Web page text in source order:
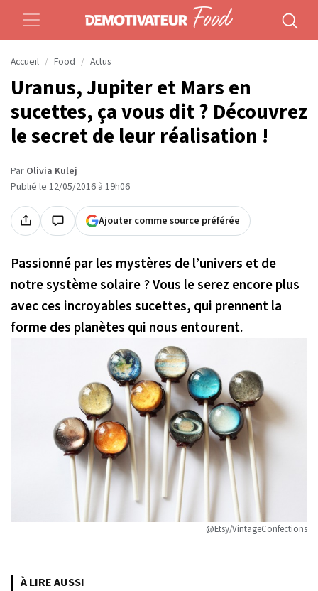
Accueil Food Actus
Uranus, Jupiter et Mars en
sucettes, ça vous dit ? Découvrez
le secret de leur réalisation !
Par Olivia Kulej
Publié le 12/05/2016 à 19h06
Ajouter comme source préférée
Passionné par les mystères de l’univers et de
notre système solaire ? Vous le serez encore plus
avec ces incroyables sucettes, qui prennent la
forme des planètes qui nous entourent.
@Etsy/VintageConfections
À LIRE AUSSI